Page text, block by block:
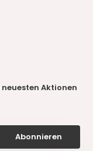
neuesten Aktionen
Abonnieren